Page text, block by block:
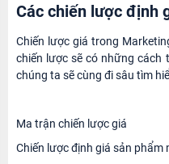
Các chiến lược định
Chiến lược giá trong
chiến lược sẽ có những cách
chúng ta sẽ cùng đi sâu tìm
Ma trận chiến lược giá
Chiến lược định giá sản phẩm